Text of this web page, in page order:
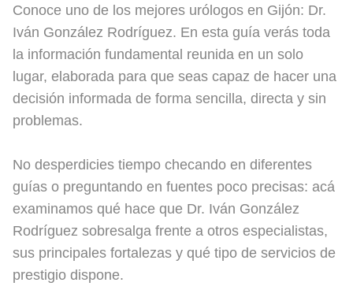
Conoce uno de los mejores urólogos en Gijón: Dr.
Iván González Rodríguez. En esta guía verás toda
la información fundamental reunida en un solo
lugar, elaborada para que seas capaz de hacer una
decisión informada de forma sencilla, directa y sin
problemas.
No desperdicies tiempo checando en diferentes
guías o preguntando en fuentes poco precisas: acá
examinamos qué hace que Dr. Iván González
Rodríguez sobresalga frente a otros especialistas,
sus principales fortalezas y qué tipo de servicios de
prestigio dispone.